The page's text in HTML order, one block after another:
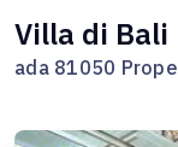
Villa di Bali
ada 81050